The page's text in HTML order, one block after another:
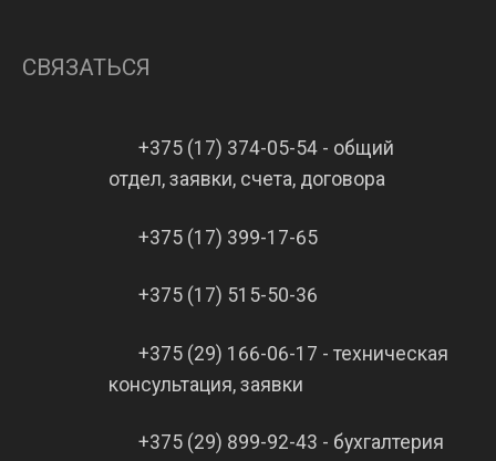
СВЯЗАТЬСЯ
+375 (17) 374-05-54 - общий
отдел, заявки, счета, договора
+375 (17) 399-17-65
+375 (17) 515-50-36
+375 (29) 166-06-17 - техническая
консультация, заявки
+375 (29) 899-92-43 - бухгалтерия